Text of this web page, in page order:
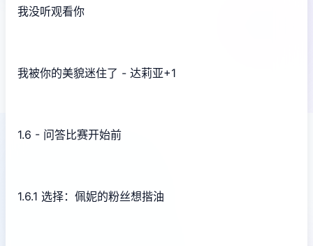
我没听观看你
我被你的美貌迷住了 - 达莉亚+1
1.6 - 问答比赛开始前
1.6.1 选择：佩妮的粉丝想揩油